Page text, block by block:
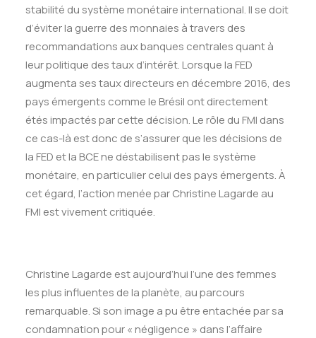
stabilité du système monétaire international. Il se doit
d’éviter la guerre des monnaies à travers des
recommandations aux banques centrales quant à
leur politique des taux d’intérêt. Lorsque la FED
augmenta ses taux directeurs en décembre 2016, des
pays émergents comme le Brésil ont directement
étés impactés par cette décision. Le rôle du FMI dans
ce cas-là est donc de s’assurer que les décisions de
la FED et la BCE ne déstabilisent pas le système
monétaire, en particulier celui des pays émergents. À
cet égard, l’action menée par Christine Lagarde au
FMI est vivement critiquée.
Christine Lagarde est aujourd’hui l’une des femmes
les plus influentes de la planète, au parcours
remarquable. Si son image a pu être entachée par sa
condamnation pour « négligence » dans l’affaire